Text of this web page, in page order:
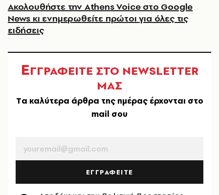
Ακολουθήστε την Athens Voice στο Google
News κι ενημερωθείτε πρώτοι για όλες τις
ειδήσεις
ΕΓΓΡΑΦΕΙΤΕ ΣΤΟ NEWSLETTER
ΜΑΣ
Tα καλύτερα άρθρα της ημέρας έρχονται στο
mail σου
ΕΓΓΡΑΦΕΙΤΕ